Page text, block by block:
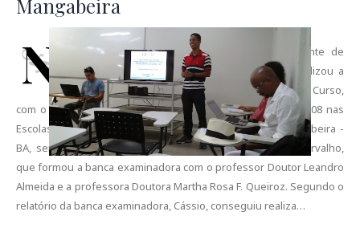
Mangabeira
N
a última segunda-feira (24/11/2014), o estudante de
História da UFRB, Cássio Conceição Alves , realizou a
defesa do seu TCC - Trabalho de Conclusão de Curso,
com o título: A Implementação das Leis 10.639/03 e 11.645/08 nas
Escolas CEAG e CEPAV do Município de Governador Mangabeira -
BA, sendo o orientador o professor Mestre Juvenal de Carvalho,
que formou a banca examinadora com o professor Doutor Leandro
Almeida e a professora Doutora Martha Rosa F. Queiroz. Segundo o
relatório da banca examinadora, Cássio, conseguiu realiza…